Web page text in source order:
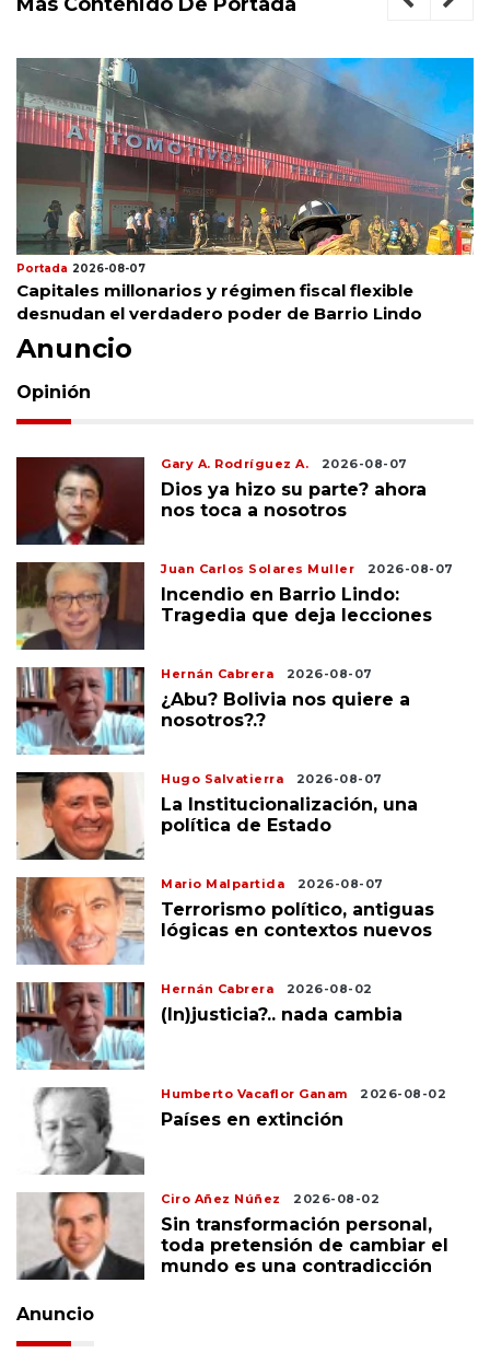
Portada 2026-08-07
Capitales millonarios y régimen fiscal flexible
desnudan el verdadero poder de Barrio Lindo
Anuncio
Opinión
Gary A. Rodríguez A. 2026-08-07
Dios ya hizo su parte? ahora
nos toca a nosotros
Juan Carlos Solares Muller 2026-08-07
Incendio en Barrio Lindo:
Tragedia que deja lecciones
Hernán Cabrera 2026-08-07
¿Abu? Bolivia nos quiere a
nosotros?.?
Hugo Salvatierra 2026-08-07
La Institucionalización, una
política de Estado
Mario Malpartida 2026-08-07
Terrorismo político, antiguas
lógicas en contextos nuevos
Hernán Cabrera 2026-08-02
(In)justicia?.. nada cambia
Humberto Vacaflor Ganam 2026-08-02
Países en extinción
Ciro Añez Núñez 2026-08-02
Sin transformación personal,
toda pretensión de cambiar el
mundo es una contradicción
Anuncio